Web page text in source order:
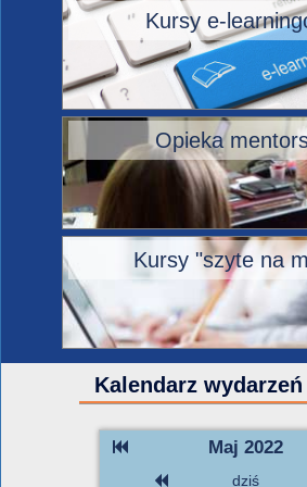
Kursy e-
Opieka
Kursy "szyte na
Kalendarz wydarzeń
Maj 2022
dziś